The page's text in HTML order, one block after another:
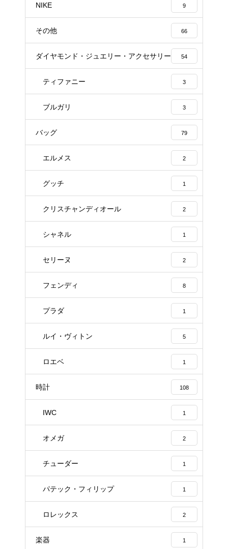
NIKE 9
その他 66
ダイヤモンド・ジュエリー・アクセサリー 54
ティファニー 3
ブルガリ 3
バッグ 79
エルメス 2
グッチ 1
クリスチャンディオール 2
シャネル 1
セリーヌ 2
フェンディ 8
プラダ 1
ルイ・ヴィトン 5
ロエベ 1
時計 108
IWC 1
オメガ 2
チューダー 1
パテック・フィリップ 1
ロレックス 2
楽器 1